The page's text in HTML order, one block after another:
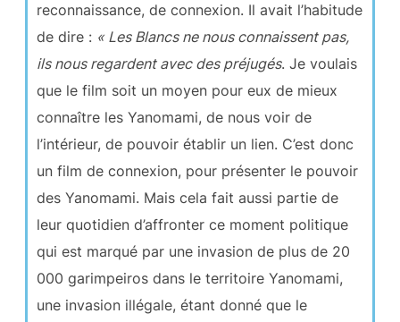
reconnaissance, de connexion. Il avait l’habitude
de dire : « Les Blancs ne nous connaissent pas,
ils nous regardent avec des préjugés. Je voulais
que le film soit un moyen pour eux de mieux
connaître les Yanomami, de nous voir de
l’intérieur, de pouvoir établir un lien. C’est donc
un film de connexion, pour présenter le pouvoir
des Yanomami. Mais cela fait aussi partie de
leur quotidien d’affronter ce moment politique
qui est marqué par une invasion de plus de 20
000 garimpeiros dans le territoire Yanomami,
une invasion illégale, étant donné que le